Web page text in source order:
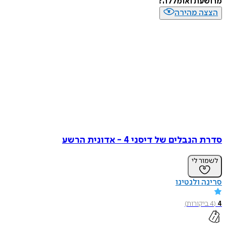
מהירה
של דיסני 4 - אדונית הרשע
לי
ולנטינו
)